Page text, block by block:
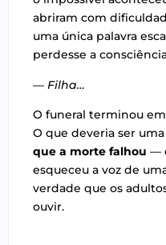
abriram com
uma única palavra
perdesse a
— Filha…
O funeral terminou
O que deveria ser
que a morte falhou —
esqueceu a voz de
verdade que os
ouvir.